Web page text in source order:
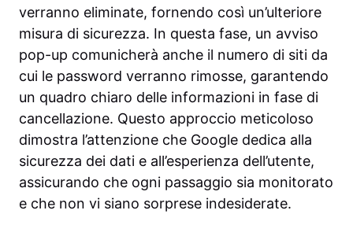
verranno eliminate, fornendo così un’ulteriore
misura di sicurezza. In questa fase, un avviso
pop-up comunicherà anche il numero di siti da
cui le password verranno rimosse, garantendo
un quadro chiaro delle informazioni in fase di
cancellazione. Questo approccio meticoloso
dimostra l’attenzione che Google dedica alla
sicurezza dei dati e all’esperienza dell’utente,
assicurando che ogni passaggio sia monitorato
e che non vi siano sorprese indesiderate.